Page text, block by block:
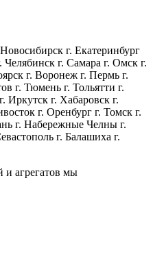
г. Екатеринбург
г. Самара г. Омск г.
г. Воронеж г. Пермь г.
г. Тюмень г. Тольятти г.
Иркутск г. Хабаровск г.
г. Оренбург г. Томск г.
г. Набережные Челны г.
г. Балашиха г.
и агрегатов мы